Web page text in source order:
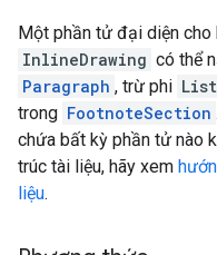
Một phần tử đại diện cho
InlineDrawing có thể
Paragraph , trừ phi
trong FootnoteSection .
chứa bất kỳ phần tử nào
trúc tài liệu, hãy xem
liệu.